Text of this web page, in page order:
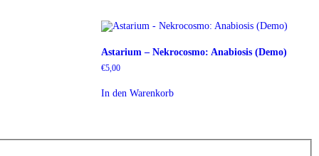
Astarium – Nekrocosmo: Anabiosis (Demo)
€5,00
In den Warenkorb